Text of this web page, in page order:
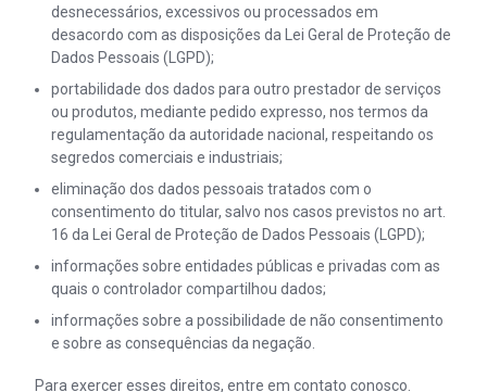
desnecessários, excessivos ou processados em
desacordo com as disposições da Lei Geral de Proteção de
Dados Pessoais (LGPD);
portabilidade dos dados para outro prestador de serviços
ou produtos, mediante pedido expresso, nos termos da
regulamentação da autoridade nacional, respeitando os
segredos comerciais e industriais;
eliminação dos dados pessoais tratados com o
consentimento do titular, salvo nos casos previstos no art.
16 da Lei Geral de Proteção de Dados Pessoais (LGPD);
informações sobre entidades públicas e privadas com as
quais o controlador compartilhou dados;
informações sobre a possibilidade de não consentimento
e sobre as consequências da negação.
Para exercer esses direitos, entre em contato conosco.